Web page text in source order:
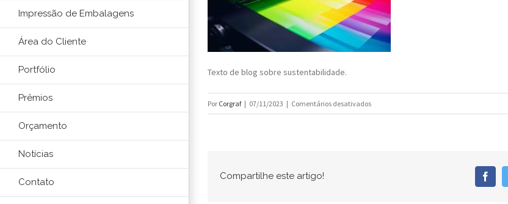
Impressão de Embalagens
Área do Cliente
Portfólio
Prêmios
Orçamento
Notícias
Contato
Texto de blog sobre sustentabilidade.
Por Corgraf | 07/11/2023 | Comentários desativadosem
Compartilhe este artigo!